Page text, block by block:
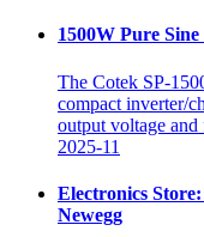
1500W Pure
The Cotek SP-
compact inverter/
output voltage and
2025-11
Electronics
Newegg